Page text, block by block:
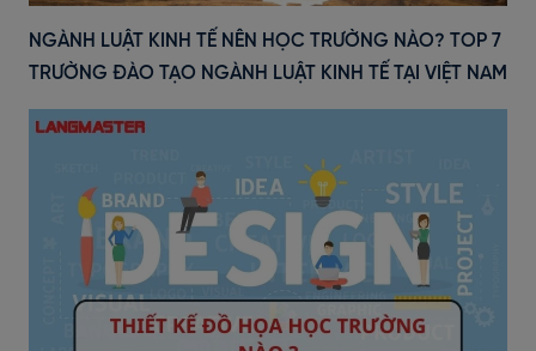
NGÀNH LUẬT KINH TẾ NÊN HỌC TRƯỜNG NÀO? TOP 7
TRƯỜNG ĐÀO TẠO NGÀNH LUẬT KINH TẾ TẠI VIỆT NAM